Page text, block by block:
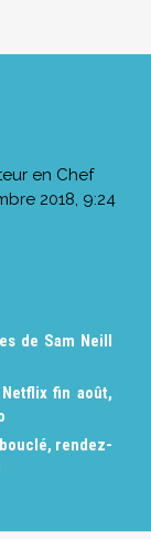
en Chef
2018, 9:24
de Sam Neill
fin août,
rendez-